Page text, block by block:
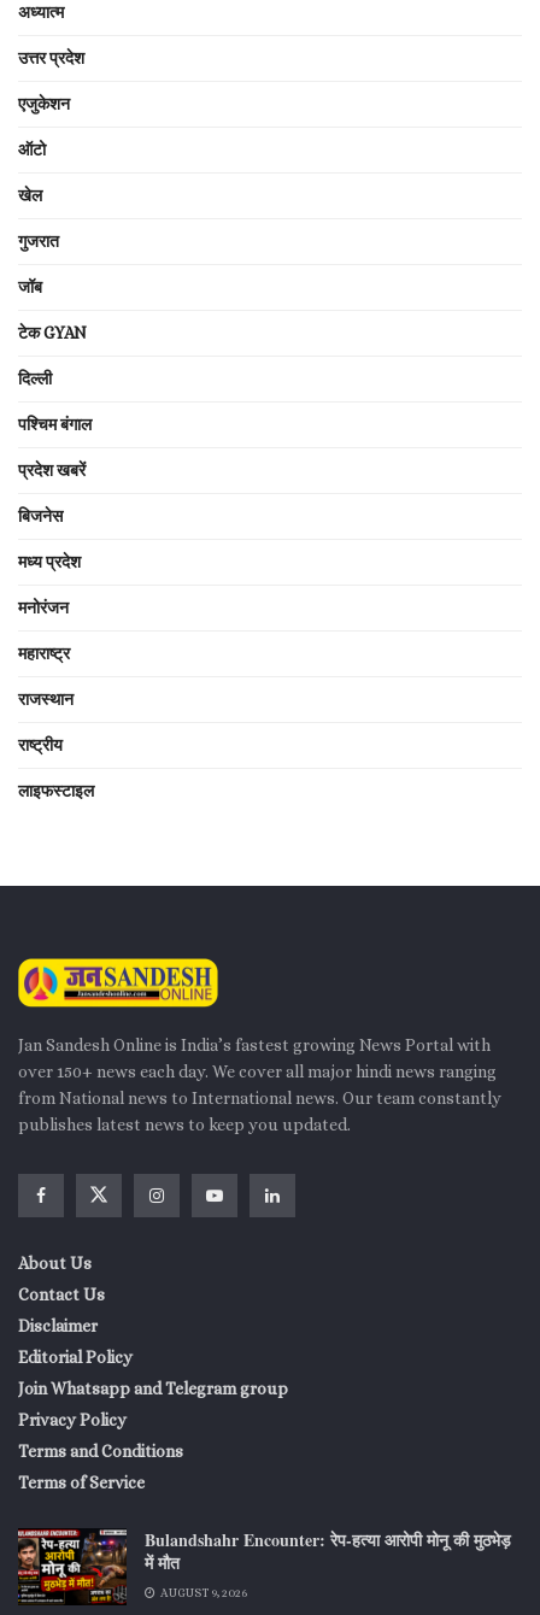
अध्यात्म
उत्तर प्रदेश
एजुकेशन
ऑटो
खेल
गुजरात
जॉब
टेक GYAN
दिल्ली
पश्चिम बंगाल
प्रदेश खबरें
बिजनेस
मध्य प्रदेश
मनोरंजन
महाराष्ट्र
राजस्थान
राष्ट्रीय
लाइफस्टाइल
Jan Sandesh Online is India’s fastest growing News Portal with
over 150+ news each day. We cover all major hindi news ranging
from National news to International news. Our team constantly
publishes latest news to keep you updated.
About Us
Contact Us
Disclaimer
Editorial Policy
Join Whatsapp and Telegram group
Privacy Policy
Terms and Conditions
Terms of Service
Bulandshahr Encounter: रेप-हत्या आरोपी मोनू की मुठभेड़
में मौत
AUGUST 9, 2026